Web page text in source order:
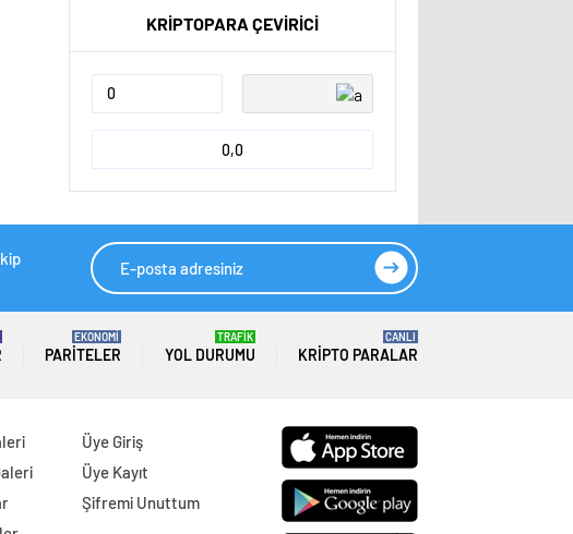
KRİPTOPARA ÇEVİRİCİ
0,0
PARITELER
EKONOMİ
YOL DURUMU
TRAFİK
KRIPTO PARALAR
CANLI
Üye Giriş
Üye Kayıt
Şifremi Unuttum